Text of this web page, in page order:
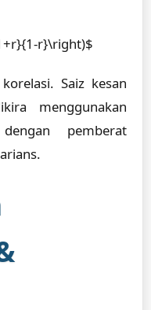
r}\right)$
Saiz kesan
menggunakan
pemberat